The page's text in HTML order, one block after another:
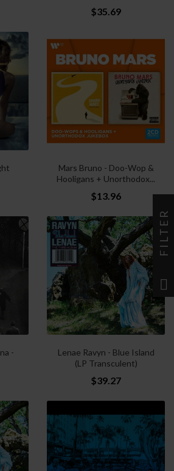
$35.69
Mars Bruno - Doo-Wop &
Hooligans + Unorthodox...
$13.96
-
Lenae Ravyn - Blue Island
(LP Transculent)
$39.27
FILTER